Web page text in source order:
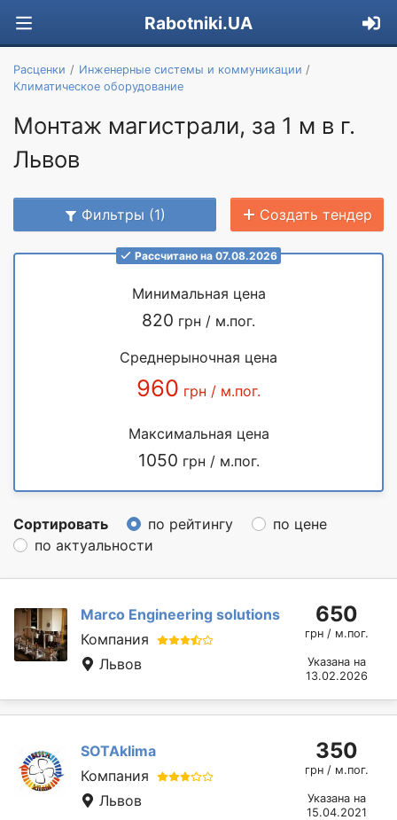
Rabotniki.UA
Расценки
Инженерные системы и коммуникации
Климатическое оборудование
Монтаж магистрали, за 1 м в г.
Львов
Фильтры (1) Создать тендер
Рассчитано на 07.08.2026
Минимальная цена
820 грн / м.пог.
Среднерыночная цена
960 грн / м.пог.
Максимальная цена
1050 грн / м.пог.
Сортировать по рейтингу
по цене
по актуальности
Marcо Engineering solutions
Компания
Львов
650
грн / м.пог.
Указана на
13.02.2026
SOTAklima
Компания
Львов
350
грн / м.пог.
Указана на
15.04.2021